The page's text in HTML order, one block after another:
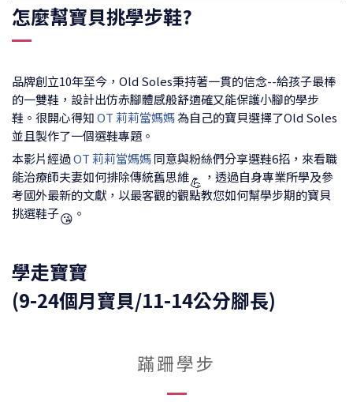
怎麼幫寶貝挑學步鞋?
品牌創立10年至今，Old Soles秉持著一貫的信念--給孩子最棒
的一雙鞋，設計出仿赤腳體感般舒適確又能保護小腳的學步
鞋。很開心得知OT 莉莉當媽媽為自己的寶貝選擇了Old Soles
並且製作了一個選鞋專題。
本影片經過OT 莉莉當媽媽同意與粉絲們分享選鞋6招，來看職
能治療師夫妻如何排除傳統舊思維💪 ，透過自身專業所學及參
考國外最新的文獻，以最客觀的觀點教您如何幫學步期的寶貝
挑選鞋子😘 。
學走寶寶
(9-24個月寶貝/11-14公分腳長)
蹣跚學步